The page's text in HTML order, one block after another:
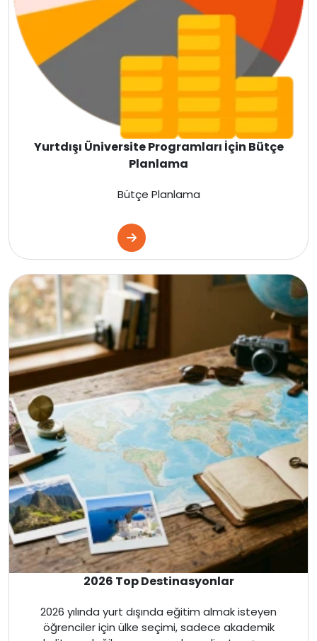
Gürcistan
Litvanya
İtalya
Fransa
İspanya
Malta
İrlanda
Avustralya
Almanya
Amerika
İngiltere
Kanada
Yurtdışı Üniversite Programları İçin Bütçe
Planlama
Bütçe Planlama
2026 Top Destinasyonlar
2026 yılında yurt dışında eğitim almak isteyen
öğrenciler için ülke seçimi, sadece akademik